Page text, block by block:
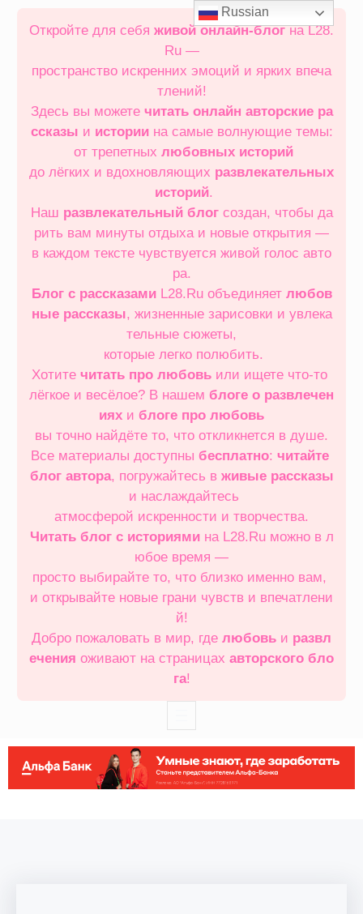
Откройте для себя живой онлайн‑блогна L28.
Ru —
пространство искренних эмоций и ярких впеча
тлений!
Здесь вы можете читать онлайн авторские ра
ссказы и историина самые волнующие темы:
от трепетных любовных историй
до лёгких и вдохновляющих развлекательных
историй.
Наш развлекательный блогсоздан, чтобы да
рить вам минуты отдыха и новые открытия —
в каждом тексте чувствуется живой голос авто
ра.
Блог с рассказамиL28.Ru объединяет любов
ные рассказы, жизненные зарисовки и увлека
тельные сюжеты,
которые легко полюбить.
Хотите читать про любовь или ищете что‑то
лёгкое и весёлое? В нашем блоге о развлечен
иях и блоге про любовь
вы точно найдёте то, что откликнется в душе.
Все материалы доступны бесплатно: читайте
блог автора, погружайтесь в живые рассказы
и наслаждайтесь
атмосферой искренности и творчества.
Читать блог с историямина L28.Ru можно в л
юбое время —
просто выбирайте то, что близко именно вам,
и открывайте новые грани чувств и впечатлени
й!
Добро пожаловать в мир, где любовь и развл
ечения оживают на страницах авторского бло
га!
Russian